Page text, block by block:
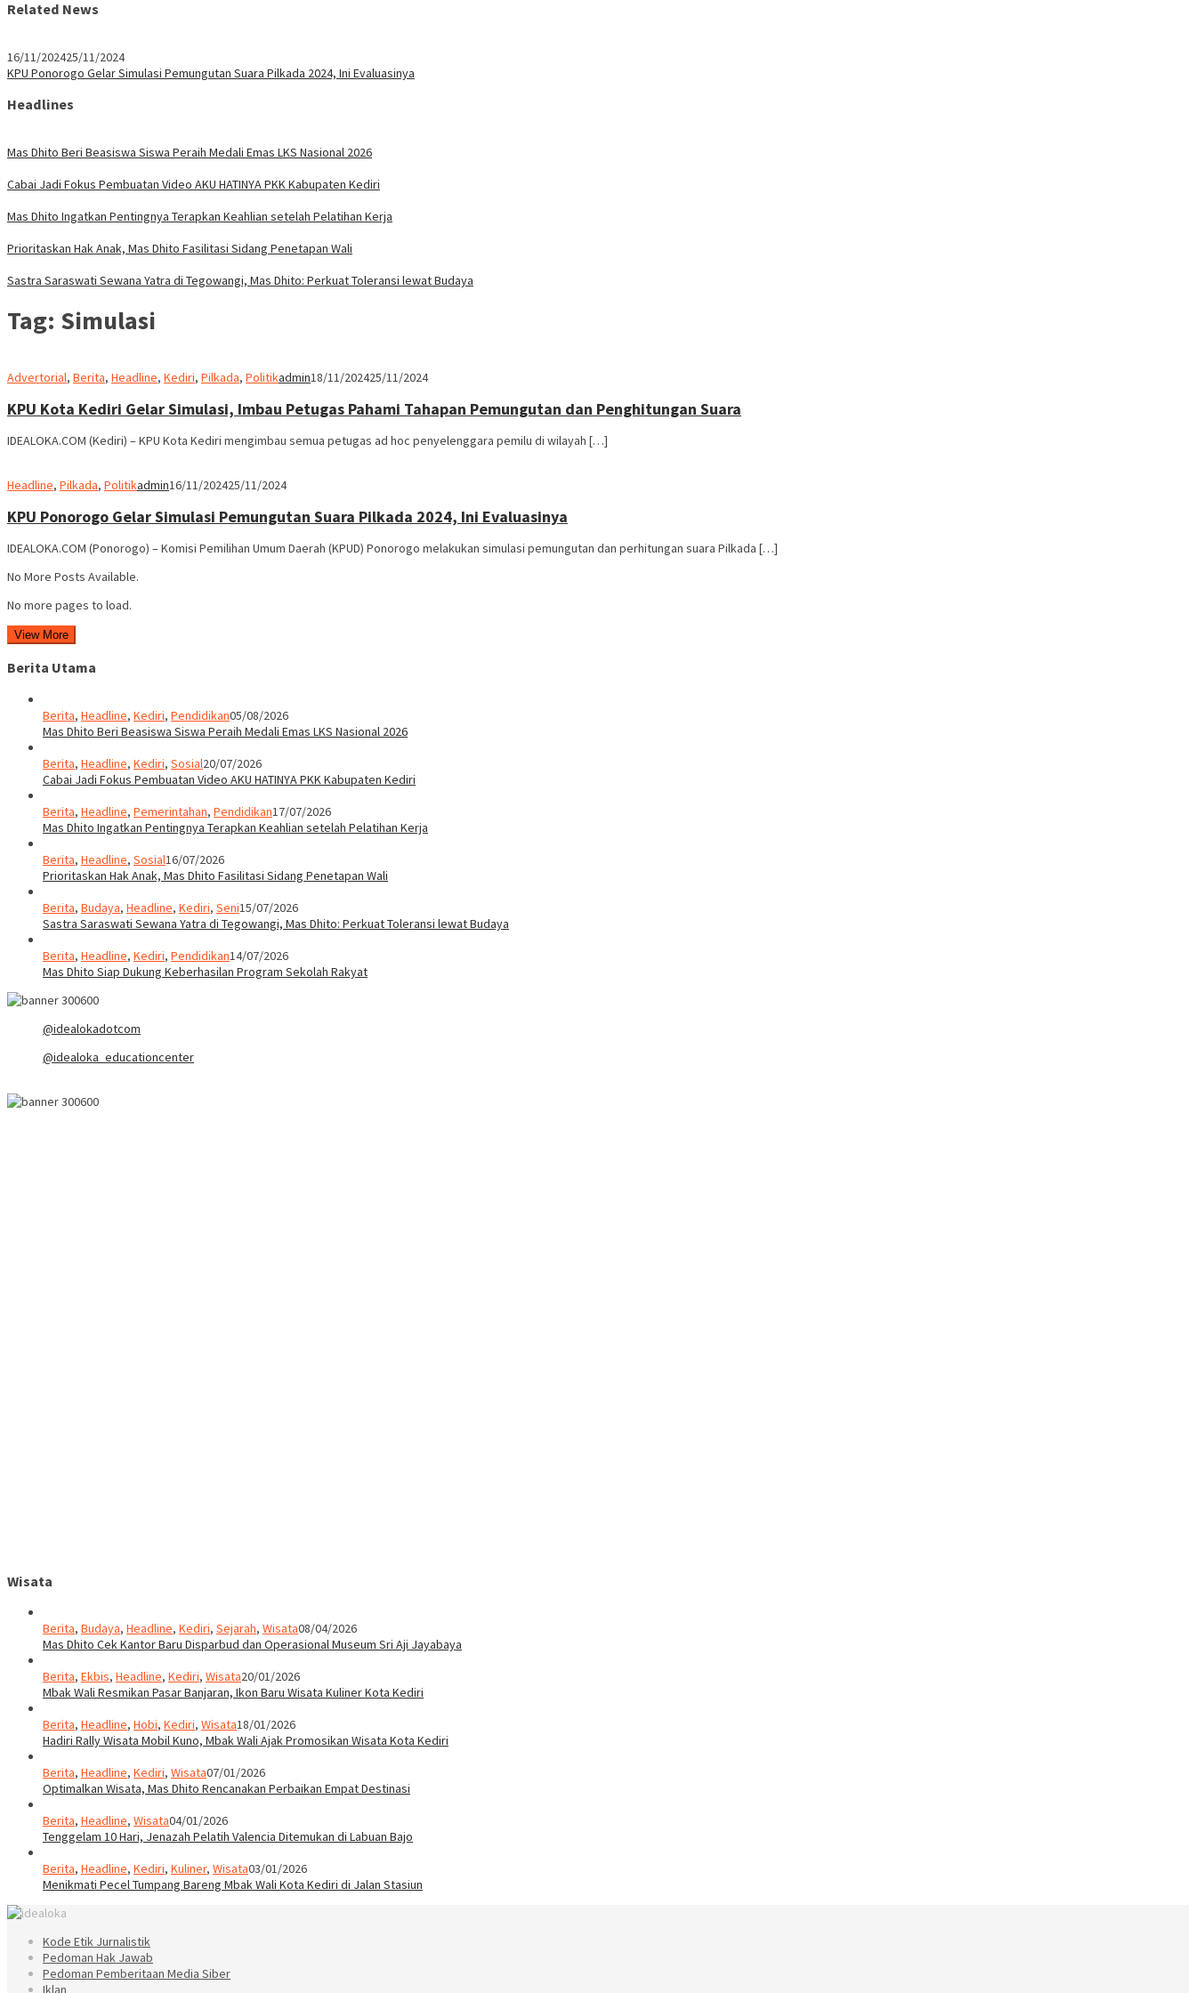
Related News
16/11/202425/11/2024
KPU Ponorogo Gelar Simulasi Pemungutan Suara Pilkada 2024, Ini Evaluasinya
Headlines
Mas Dhito Beri Beasiswa Siswa Peraih Medali Emas LKS Nasional 2026
Cabai Jadi Fokus Pembuatan Video AKU HATINYA PKK Kabupaten Kediri
Mas Dhito Ingatkan Pentingnya Terapkan Keahlian setelah Pelatihan Kerja
Prioritaskan Hak Anak, Mas Dhito Fasilitasi Sidang Penetapan Wali
Sastra Saraswati Sewana Yatra di Tegowangi, Mas Dhito: Perkuat Toleransi lewat Budaya
Tag: Simulasi
Advertorial, Berita, Headline, Kediri, Pilkada, Politikadmin18/11/202425/11/2024
KPU Kota Kediri Gelar Simulasi, Imbau Petugas Pahami Tahapan Pemungutan dan Penghitungan Suara
IDEALOKA.COM (Kediri) – KPU Kota Kediri mengimbau semua petugas ad hoc penyelenggara pemilu di wilayah […]
Headline, Pilkada, Politikadmin16/11/202425/11/2024
KPU Ponorogo Gelar Simulasi Pemungutan Suara Pilkada 2024, Ini Evaluasinya
IDEALOKA.COM (Ponorogo) – Komisi Pemilihan Umum Daerah (KPUD) Ponorogo melakukan simulasi pemungutan dan perhitungan suara Pilkada […]
No More Posts Available.
No more pages to load.
View More
Berita Utama
Berita, Headline, Kediri, Pendidikan05/08/2026
Mas Dhito Beri Beasiswa Siswa Peraih Medali Emas LKS Nasional 2026
Berita, Headline, Kediri, Sosial20/07/2026
Cabai Jadi Fokus Pembuatan Video AKU HATINYA PKK Kabupaten Kediri
Berita, Headline, Pemerintahan, Pendidikan17/07/2026
Mas Dhito Ingatkan Pentingnya Terapkan Keahlian setelah Pelatihan Kerja
Berita, Headline, Sosial16/07/2026
Prioritaskan Hak Anak, Mas Dhito Fasilitasi Sidang Penetapan Wali
Berita, Budaya, Headline, Kediri, Seni15/07/2026
Sastra Saraswati Sewana Yatra di Tegowangi, Mas Dhito: Perkuat Toleransi lewat Budaya
Berita, Headline, Kediri, Pendidikan14/07/2026
Mas Dhito Siap Dukung Keberhasilan Program Sekolah Rakyat
@idealokadotcom
@idealoka_educationcenter
Wisata
Berita, Budaya, Headline, Kediri, Sejarah, Wisata08/04/2026
Mas Dhito Cek Kantor Baru Disparbud dan Operasional Museum Sri Aji Jayabaya
Berita, Ekbis, Headline, Kediri, Wisata20/01/2026
Mbak Wali Resmikan Pasar Banjaran, Ikon Baru Wisata Kuliner Kota Kediri
Berita, Headline, Hobi, Kediri, Wisata18/01/2026
Hadiri Rally Wisata Mobil Kuno, Mbak Wali Ajak Promosikan Wisata Kota Kediri
Berita, Headline, Kediri, Wisata07/01/2026
Optimalkan Wisata, Mas Dhito Rencanakan Perbaikan Empat Destinasi
Berita, Headline, Wisata04/01/2026
Tenggelam 10 Hari, Jenazah Pelatih Valencia Ditemukan di Labuan Bajo
Berita, Headline, Kediri, Kuliner, Wisata03/01/2026
Menikmati Pecel Tumpang Bareng Mbak Wali Kota Kediri di Jalan Stasiun
Kode Etik Jurnalistik
Pedoman Hak Jawab
Pedoman Pemberitaan Media Siber
Iklan